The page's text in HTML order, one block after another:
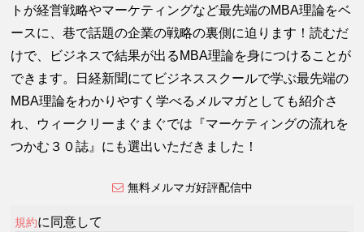
トが経営戦略やマーケティングなど最先端のMBA理論をベ
ースに、巷で話題の企業の戦略の裏側に迫ります！読むだ
けで、ビジネスで結果が出るMBA理論を身につけることが
できます。日経新聞にてビジネススクールで学ぶ最先端の
MBA理論をわかりやすく学べるメルマガとしても紹介さ
れ、ウィークリーまぐまぐでは『マーケティングの流れを
つかむ３０誌』にも選出いただきました！
無料メルマガ好評配信中
規約に同意して